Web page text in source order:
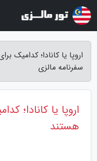
اروپا یا کانادا؛
سفرنامه مالزی
اروپا یا کانادا؛
هستند